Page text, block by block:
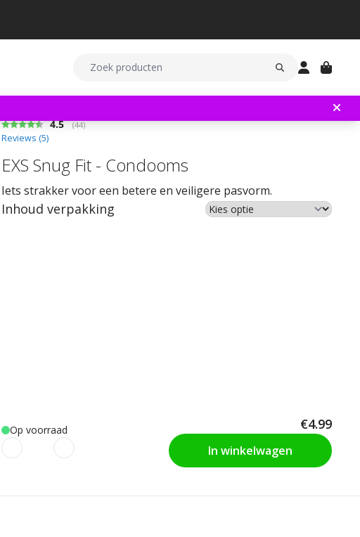
Gemiddelde beoordeling:
4.5 (aantal stemmen:
44)
Reviews (5)
EXS Snug Fit - Condooms
Iets strakker voor een betere en veiligere pasvorm.
Inhoud verpakking
Op voorraad €4.99
In winkelwagen